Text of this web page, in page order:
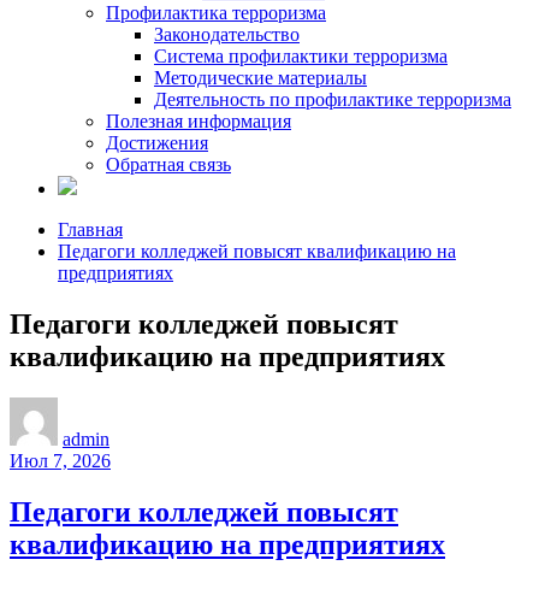
Профилактика терроризма
Законодательство
Система профилактики терроризма
Методические материалы
Деятельность по профилактике терроризма
Полезная информация
Достижения
Обратная связь
Главная
Педагоги колледжей повысят квалификацию на
предприятиях
Педагоги колледжей повысят
квалификацию на предприятиях
admin
Июл 7, 2026
Педагоги колледжей повысят
квалификацию на предприятиях